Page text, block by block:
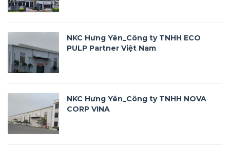
NKC Hưng Yên_Công ty TNHH ECO
PULP Partner Việt Nam
NKC Hưng Yên_Công ty TNHH NOVA
CORP VINA